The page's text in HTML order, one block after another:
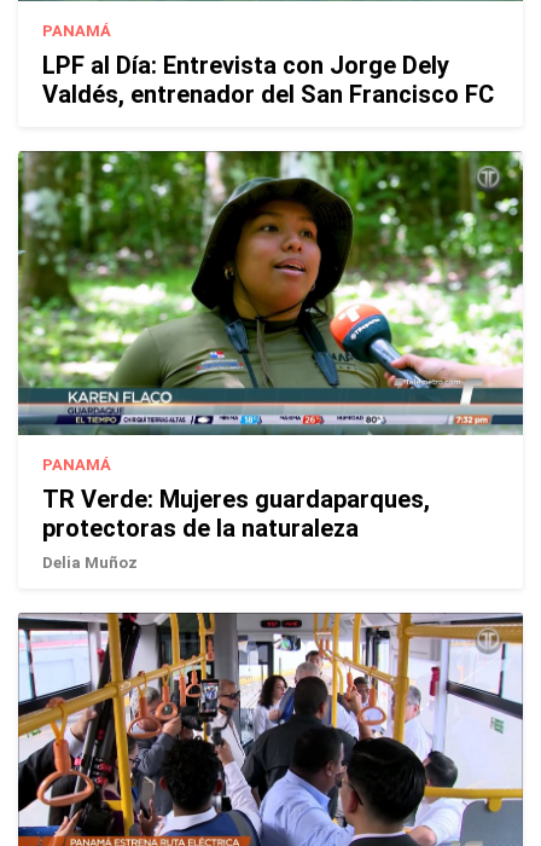
PANAMÁ
LPF al Día: Entrevista con Jorge Dely
Valdés, entrenador del San Francisco FC
PANAMÁ
TR Verde: Mujeres guardaparques,
protectoras de la naturaleza
Delia Muñoz